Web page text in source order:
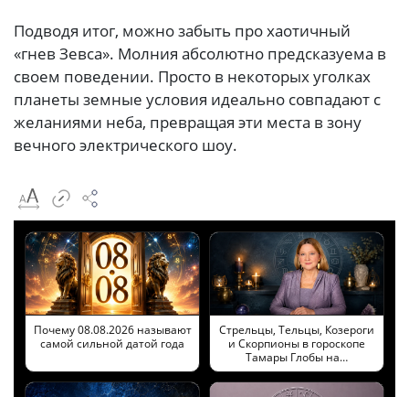
Подводя итог, можно забыть про хаотичный
«гнев Зевса». Молния абсолютно предсказуема в
своем поведении. Просто в некоторых уголках
планеты земные условия идеально совпадают с
желаниями неба, превращая эти места в зону
вечного электрического шоу.
Почему 08.08.2026 называют
самой сильной датой года
Стрельцы, Тельцы, Козероги
и Скорпионы в гороскопе
Тамары Глобы на…